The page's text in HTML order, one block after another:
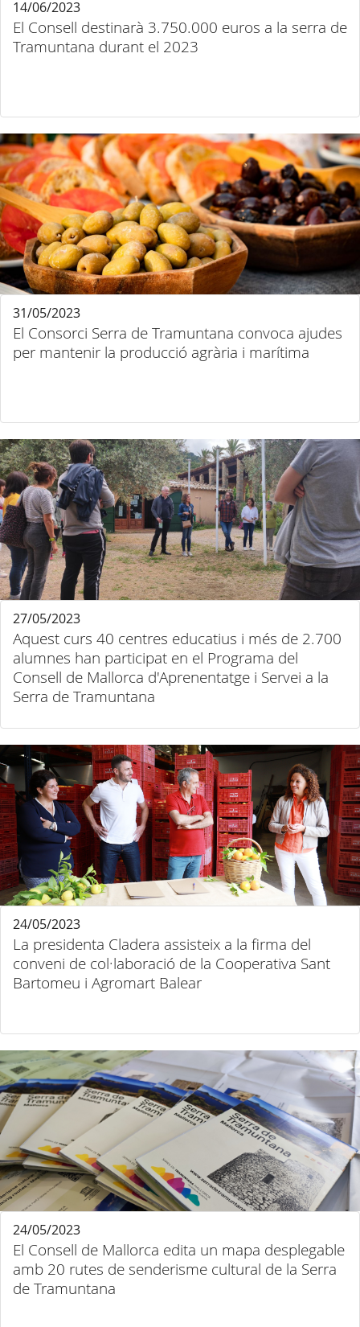
El Consell destinarà 3.750.000 euros a la serra de
Tramuntana durant el 2023
14/06/2023
El Consorci Serra de Tramuntana convoca ajudes
per mantenir la producció agrària i marítima
31/05/2023
Aquest curs 40 centres educatius i més de 2.700
alumnes han participat en el Programa del
Consell de Mallorca d'Aprenentatge i Servei a la
Serra de Tramuntana
27/05/2023
La presidenta Cladera assisteix a la firma del
conveni de col·laboració de la Cooperativa Sant
Bartomeu i Agromart Balear
24/05/2023
El Consell de Mallorca edita un mapa desplegable
amb 20 rutes de senderisme cultural de la Serra
de Tramuntana
24/05/2023